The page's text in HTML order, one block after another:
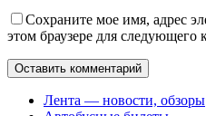
Сохраните мое имя, адрес
этом браузере для следующего
Лента — новости, обзоры